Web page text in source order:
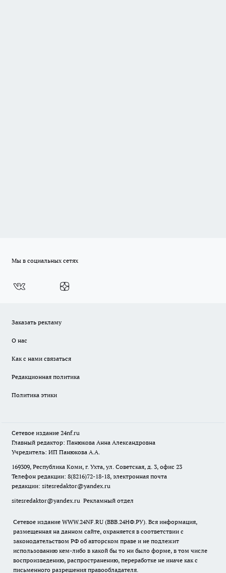
Мы в социальных сетях
Заказать рекламу
О нас
Как с нами связаться
Редакционная политика
Политика этики
Сетевое издание 24nf.ru
Главный редактор: Панюкова Анна Александровна
Учредитель: ИП Панюкова А.А.
169309, Республика Коми, г. Ухта, ул. Советская, д. 3, офис 23
Телефон редакции: 8(8216)72-18-18, электронная почта
редакции: sitesredaktor@yandex.ru
sitesredaktor@yandex.ru Рекламный отдел
Сетевое издание WWW.24NF.RU (ВВВ.24НФ.РУ). Вся информация,
размещенная на данном сайте, охраняется в соответствии с
законодательством РФ об авторском праве и не подлежит
использованию кем-либо в какой бы то ни было форме, в том числе
воспроизведению, распространению, переработке не иначе как с
письменного разрешения правообладателя.